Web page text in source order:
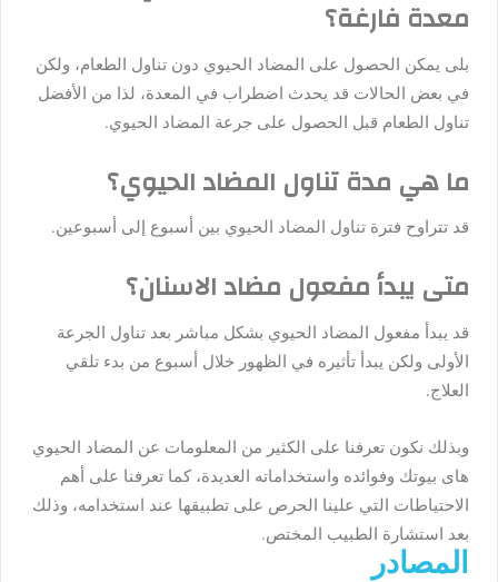
معدة فارغة؟
بلى يمكن الحصول على المضاد الحيوي دون تناول الطعام، ولكن
في بعض الحالات قد يحدث اضطراب في المعدة، لذا من الأفضل
تناول الطعام قبل الحصول على جرعة المضاد الحيوي.
ما هي مدة تناول المضاد الحيوي؟
قد تتراوح فترة تناول المضاد الحيوي بين أسبوع إلى أسبوعين.
متى يبدأ مفعول مضاد الاسنان؟
قد يبدأ مفعول المضاد الحيوي بشكل مباشر بعد تناول الجرعة
الأولى ولكن يبدأ تأثيره في الظهور خلال أسبوع من بدء تلقي
العلاج.
وبذلك نكون تعرفنا على الكثير من المعلومات عن المضاد الحيوي
هاى بيوتك وفوائده واستخداماته العديدة، كما تعرفنا على أهم
الاحتياطات التي علينا الحرص على تطبيقها عند استخدامه، وذلك
بعد استشارة الطبيب المختص.
المصادر